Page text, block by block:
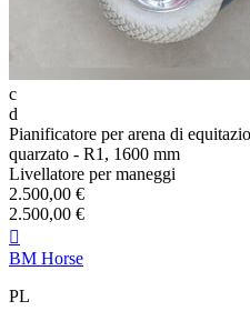
c
d
Pianificatore per arena di
quarzato - R1, 1600 mm
Livellatore per maneggi
2.500,00 €
2.500,00 €

BM Horse
PL